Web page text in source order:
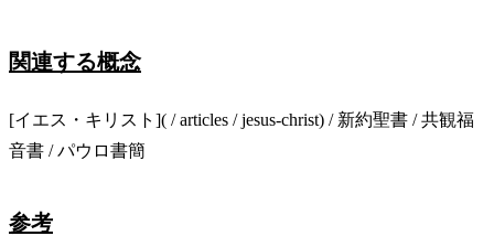
関連する概念
[イエス・キリスト]( / articles / jesus-christ) / 新約聖書 / 共観福
音書 / パウロ書簡
参考